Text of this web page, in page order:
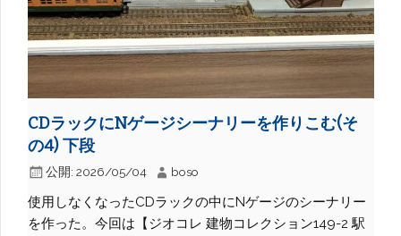
CDラックにNゲージシーナリーを作りこむ(そ
の4) 下段
公開: 2026/05/04 boso
使用しなくなったCDラックの中にNゲージのシーナリー
を作った。今回は【ジオコレ 建物コレクション149-2 駅